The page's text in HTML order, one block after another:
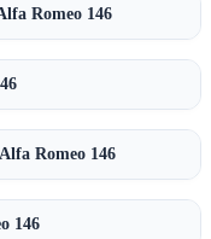
Romeo 146
Romeo 146
146